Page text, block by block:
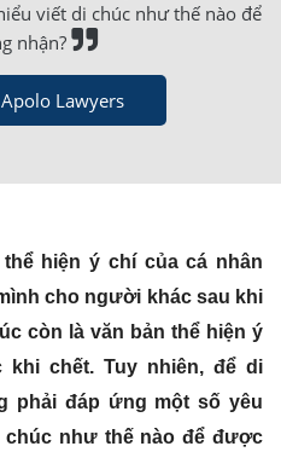
viết di chúc như thế nào để
nhận?
Lawyers
hiện ý chí của cá nhân
cho người khác sau khi
còn là văn bản thể hiện ý
chết. Tuy nhiên, để di
phải đáp ứng một số yêu
chúc như thế nào để được